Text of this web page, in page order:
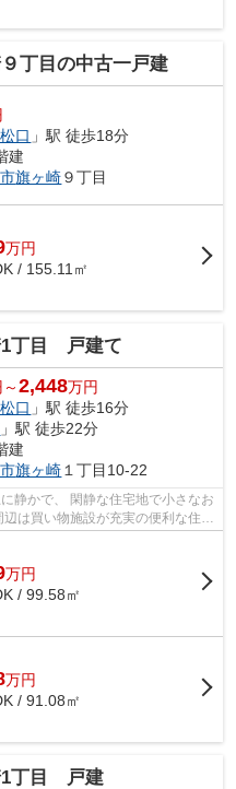
丁目の中古一戸建
口 」駅 徒歩18分
建
旗ヶ崎９丁目
万円
/ 155.11㎡
1丁目 戸建て
～2,448万円
口 」駅 徒歩16分
」駅 徒歩22分
建
旗ヶ崎 １丁目10-22
静かで、 閑静な住宅地で小さなお
は買い物施設が充実の便利な住環
万円
/ 99.58㎡
万円
/ 91.08㎡
1丁目 戸建